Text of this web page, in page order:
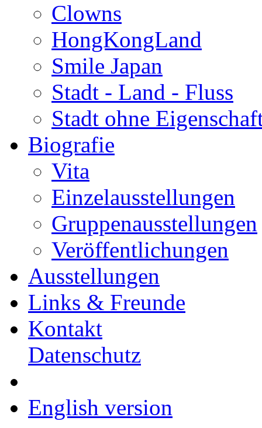
Clowns
HongKongLand
Smile Japan
Stadt - Land - Fluss
Stadt ohne
Biografie
Vita
Einzelausstellungen
Gruppenausstellungen
Veröffentlichungen
Ausstellungen
Links & Freunde
Kontakt
Datenschutz
English version